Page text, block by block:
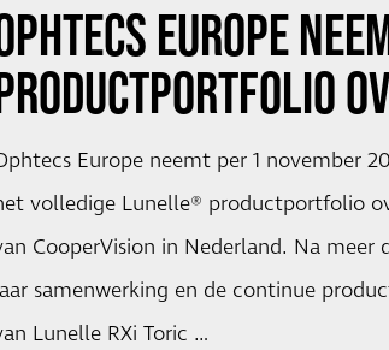
EUROPE
Europe neemt per 1 november
volledige Lunelle® productportfolio
CooperVision in Nederland. Na meer
samenwerking en de continue
Lunelle RXi Toric …